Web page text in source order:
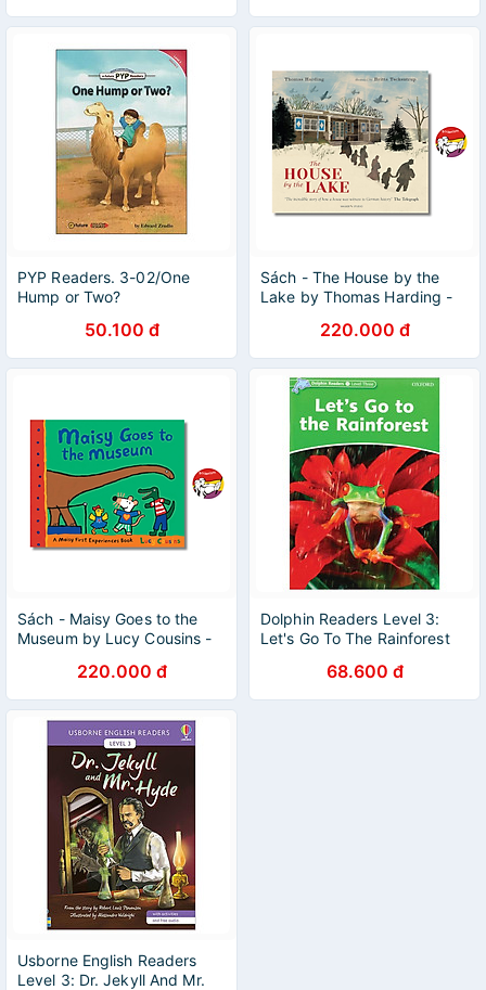
PYP Readers. 3-02/One
Hump or Two?
50.100 đ
Sách - The House by the
Lake by Thomas Harding -
in English - Ngoại Văn
220.000 đ
Sách - Maisy Goes to the
Museum by Lucy Cousins -
in English - Ngoại Văn
220.000 đ
Dolphin Readers Level 3:
Let's Go To The Rainforest
68.600 đ
Usborne English Readers
Level 3: Dr. Jekyll And Mr.